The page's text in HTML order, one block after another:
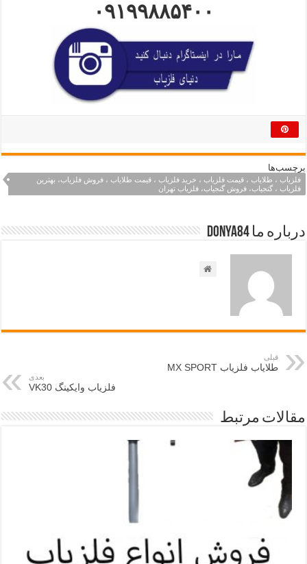
۰۹۱۹۹۸۸۵۴۰۰
برچسب‌ها
فلزیاب ، طلایاب ، قیمت فلزیاب ، خرید فلزیاب ، قیمت طلایاب ، فروش فلزیاب، بهترین
فلزیاب ، گنجیاب، فروش گنجیاب، فلزیاب تهران
درباره ما Donya84
قبلی
طلایاب فلزیاب MX SPORT
بعدی
فلزیاب وایکینگ VK30
مقالات مرتبط